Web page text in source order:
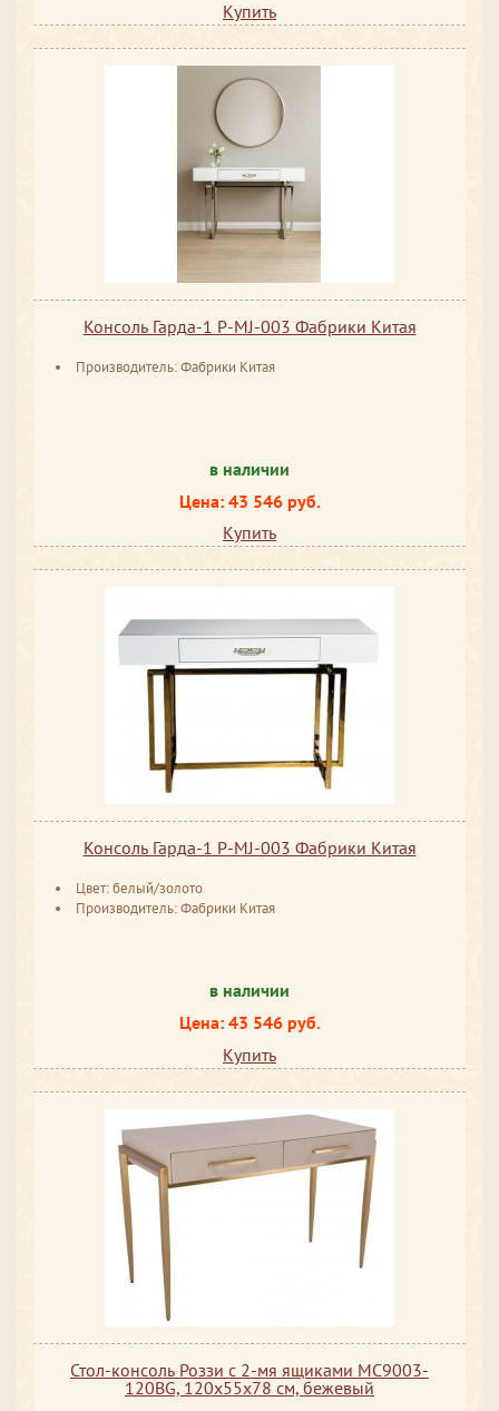
Купить
Консоль Гарда-1 P-MJ-003 Фабрики Китая
Производитель: Фабрики Китая
в наличии
Цена: 43 546 руб.
Купить
Консоль Гарда-1 P-MJ-003 Фабрики Китая
Цвет: белый/золото
Производитель: Фабрики Китая
в наличии
Цена: 43 546 руб.
Купить
Стол-консоль Роззи с 2-мя ящиками MC9003-
120BG, 120х55х78 см, бежевый